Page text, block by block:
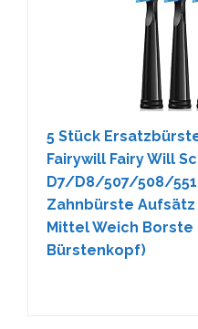
5 Stück
Fairywill Fairy Will
D7/D8/507/508/
Zahnbürste
Mittel Weich Borste
Bürstenkopf)